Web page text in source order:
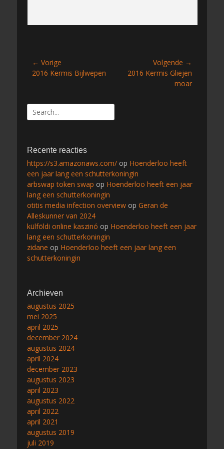
Bericht
navigatie
← Vorige
Vorig
2016 Kermis Bijlwepen
Volgende →
Volgend2016 Kermis Gliejen
moar
Zoeken
naar:
Recente reacties
https://s3.amazonaws.com/ op Hoenderloo heeft
een jaar lang een schutterkoningin
arbswap token swap op Hoenderloo heeft een jaar
lang een schutterkoningin
otitis media infection overview op Geran de
Alleskunner van 2024
külföldi online kaszinó op Hoenderloo heeft een jaar
lang een schutterkoningin
zidane op Hoenderloo heeft een jaar lang een
schutterkoningin
Archieven
augustus 2025
mei 2025
april 2025
december 2024
augustus 2024
april 2024
december 2023
augustus 2023
april 2023
augustus 2022
april 2022
april 2021
augustus 2019
juli 2019